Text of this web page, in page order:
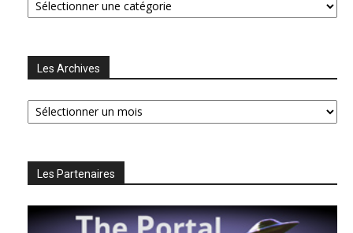
Les Archives
Les
Archives
Les Partenaires